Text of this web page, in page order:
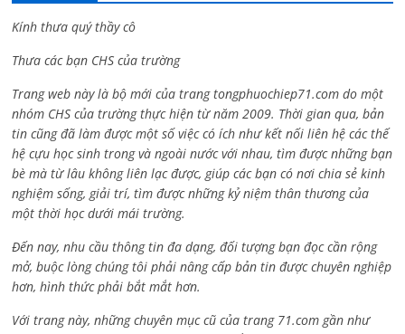
Kính thưa quý thầy cô
Thưa các bạn CHS của trường
Trang web này là bộ mới của trang tongphuochiep71.com do một
nhóm CHS của trường thực hiện từ năm 2009. Thời gian qua, bản
tin cũng đã làm được một số việc có ích như kết nối liên hệ các thế
hệ cựu học sinh trong và ngoài nước với nhau, tìm được những bạn
bè mà từ lâu không liên lạc được, giúp các bạn có nơi chia sẻ kinh
nghiệm sống, giải trí, tìm được những kỷ niệm thân thương của
một thời học dưới mái trường.
Đến nay, nhu cầu thông tin đa dạng, đối tượng bạn đọc cần rộng
mở, buộc lòng chúng tôi phải nâng cấp bản tin được chuyên nghiệp
hơn, hình thức phải bắt mắt hơn.
Với trang này, những chuyên mục cũ của trang 71.com gần như